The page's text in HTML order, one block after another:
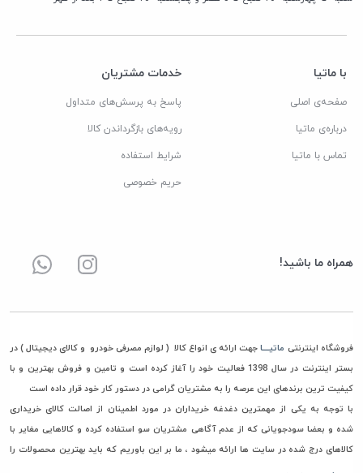
با ماتیا
صفحه‌ی اصلی
درباره‌ی ماتیا
تماس با ماتیا
خدمات مشتریان
پاسخ به پرسش‌های متداول
رویه‌های بازگرداندن کالا
شرایط استفاده
حریم خصوصی
همراه ما باشید!
فروشگاه اینترنتی ماتیــــا جهت ارائه ی انواع کالا ( لوازم مصرفی خودرو و کالای دیجیتال ) در
بستر اینترنت در سال 1398 فعالیت خود را آغاز کرده است و تامین و فروش بهترین و با
کیفیت ترین برندهای این عرصه را به مشتریان گرامی در دستور کار خود قرار داده است
با توجه به یکی از مهمترین دغدغه خریداران در مورد اطمینان از اصالت کالای خریداری
شده و بعضا سودجویانی که از عدم آگاهی مشتریان سو استفاده کرده و کالاهایی مغایر با
کالاهای درج شده در سایت ها ارائه میشود ، ما بر این باوریم که باید بهترین محصولات را
جهت خرید و استفاده در اختیار مشتریان گرامی مان قرار دهیم، به همین جهت فقط مستقیما